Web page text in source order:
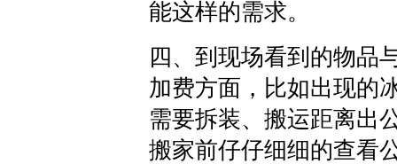
能这样的需求。
四、到现场看到的物品
加费方面，比如出现的
需要拆装、搬运距离出
搬家前仔仔细细的查看